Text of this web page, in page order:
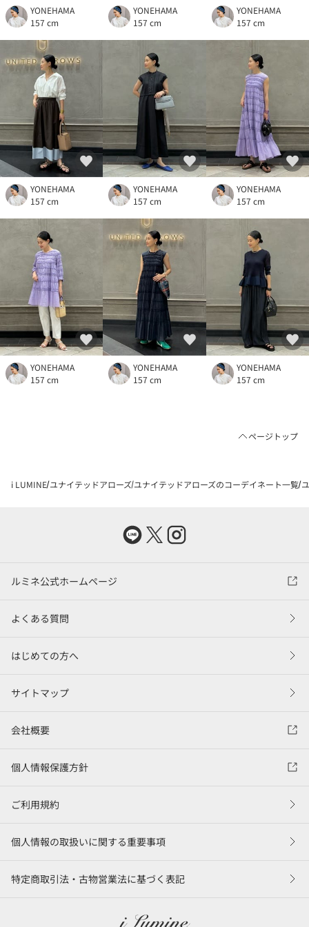
YONEHAMA
157 cm
YONEHAMA
157 cm
YONEHAMA
157 cm
YONEHAMA
157 cm
YONEHAMA
157 cm
YONEHAMA
157 cm
YONEHAMA
157 cm
YONEHAMA
157 cm
YONEHAMA
157 cm
ページトップ
i LUMINE ユナイテッドアローズ ユナイテッドアローズのコーデイネート一覧
ルミネ公式ホームページ
よくある質問
はじめての方へ
サイトマップ
会社概要
個人情報保護方針
ご利用規約
個人情報の取扱いに関する重要事項
特定商取引法・古物営業法に基づく表記